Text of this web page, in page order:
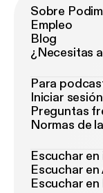
Sobre
Empleo
Blog
¿Necesitas
Para
Iniciar
Preguntas
Normas de
Escuchar en
Escuchar
Escuchar en